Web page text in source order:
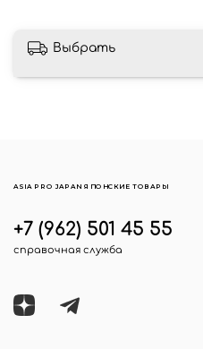
Выбрать
+7 (962) 501 45 55
справочная служба
ASIA PRO JAPAN ЯПОНСКИЕ ТОВАРЫ